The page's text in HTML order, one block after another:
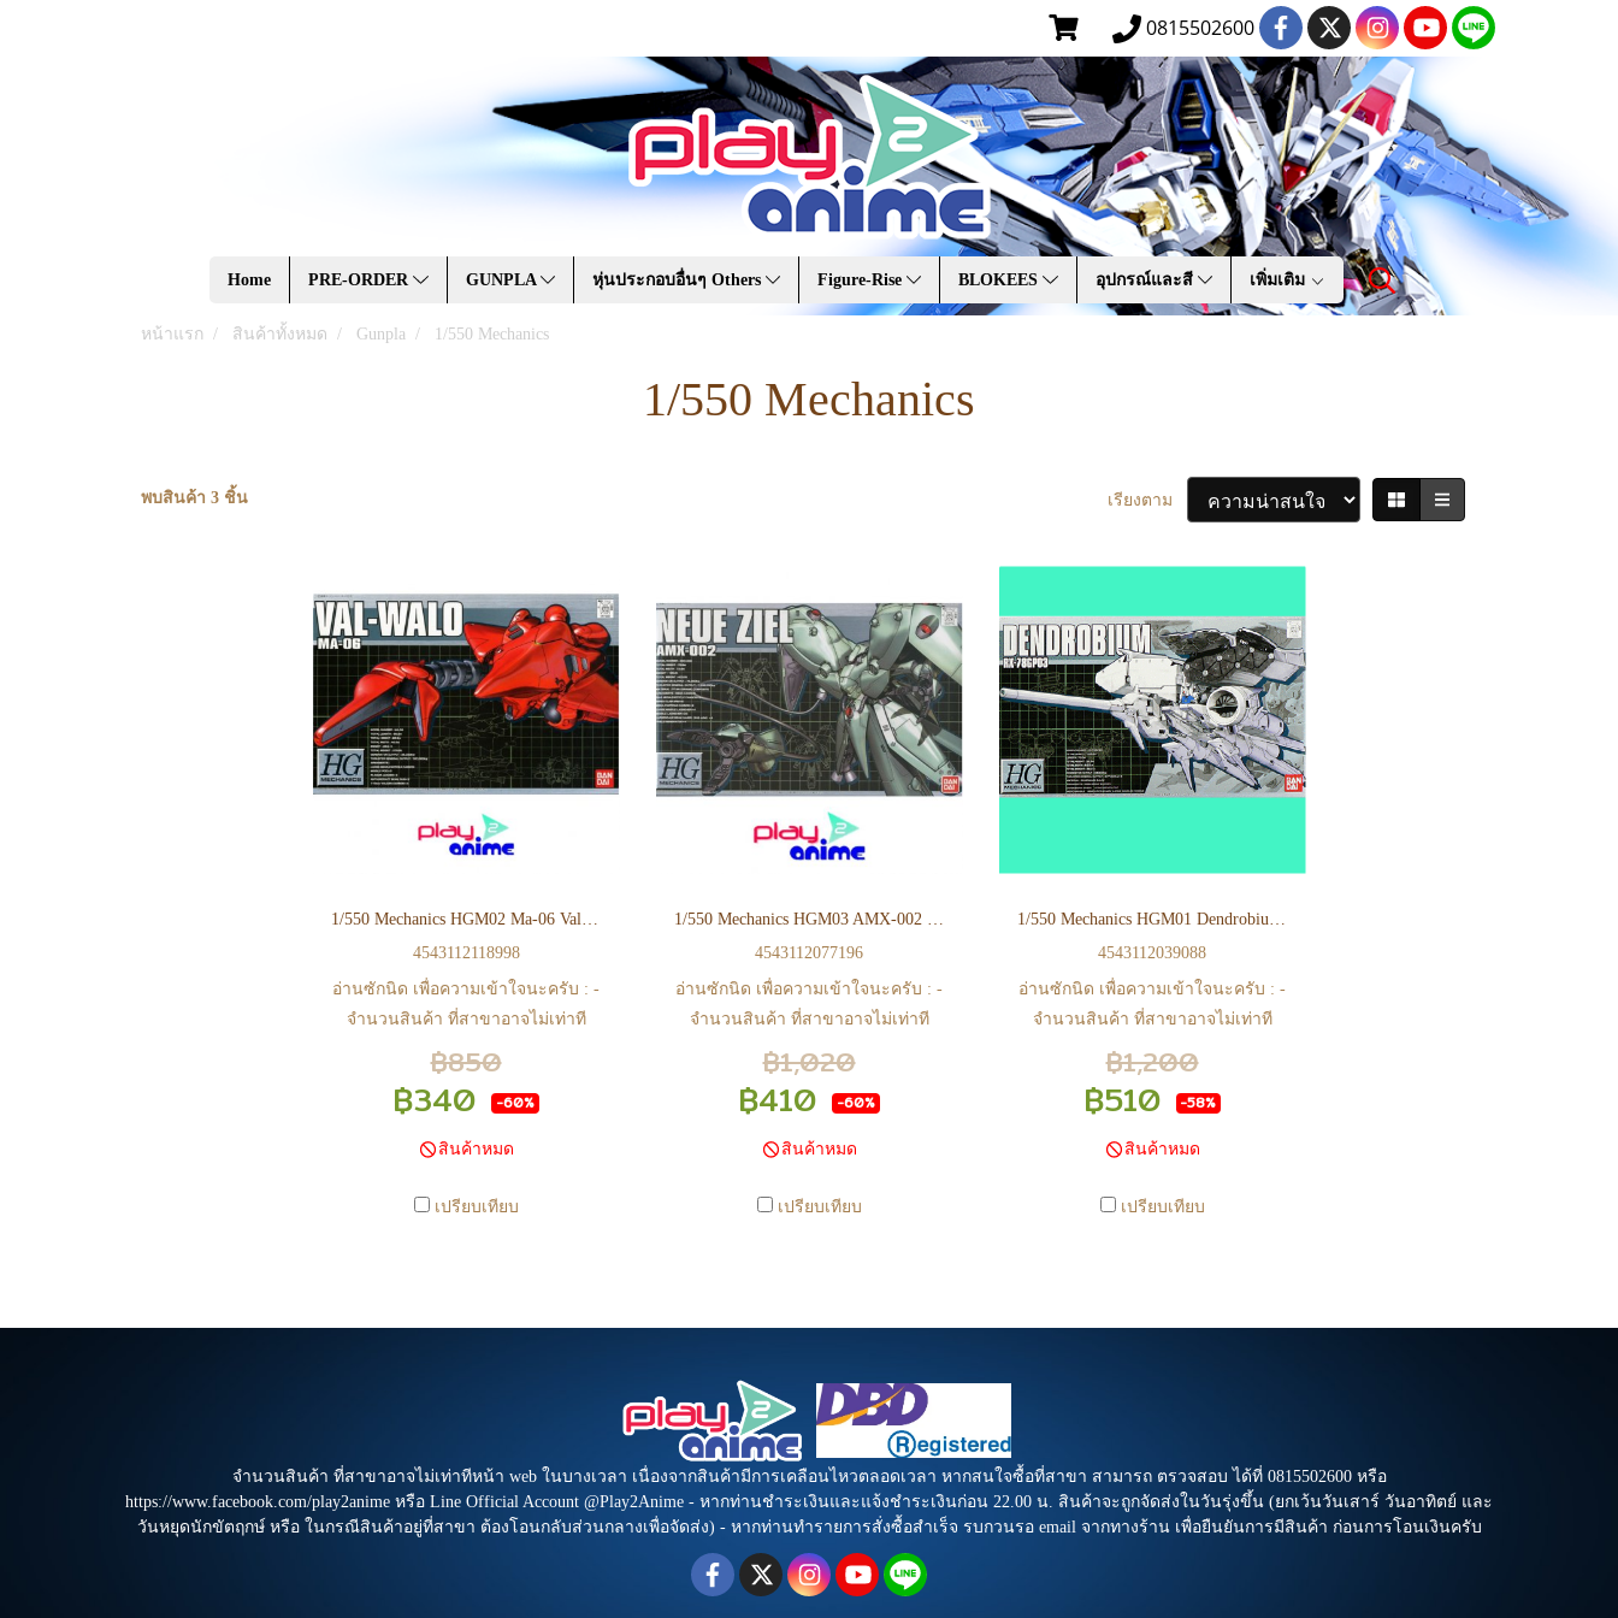
0815502600
Home PRE-ORDER GUNPLA หุ่นประกอบอื่นๆ Others Figure-Rise BLOKEES อุปกรณ์และสี เพิ่มเติม
หน้าแรก สินค้าทั้งหมด Gunpla 1/550 Mechanics
1/550 Mechanics
พบสินค้า 3 ชิ้น เรียงตาม
1/550 Mechanics HGM02 Ma-06 Val-Walo
4543112118998
อ่านซักนิด เพื่อความเข้าใจนะครับ : -
จำนวนสินค้า ที่สาขาอาจไม่เท่าที
หน้า web ในบางเวลา เนื่องจากสินค้า
มีการเคลือนไหวตลอดเวลา หาก
สนใจซื้อที่สาขา สามารถ ตรวจสอบ
ได้ที่ 0815502600 หรือ
หรือ Line Official Account
ยืนยันการมีสินค้า ก่อนการโอนเงิน
ครับ
฿850
฿340 -60%
สินค้าหมด
เปรียบเทียบ
1/550 Mechanics HGM03 AMX-002 Neue Ziel
4543112077196
อ่านซักนิด เพื่อความเข้าใจนะครับ : -
จำนวนสินค้า ที่สาขาอาจไม่เท่าที
หน้า web ในบางเวลา เนื่องจากสินค้า
มีการเคลือนไหวตลอดเวลา หาก
สนใจซื้อที่สาขา สามารถ ตรวจสอบ
ได้ที่ 0815502600 หรือ
หรือ Line Official Account
ต้องโอนกลับส่วนกลางเพื่อจัดส่ง) -
หากท่านทำรายการสั่งซื้อสำเร็จ
รบกวนรอ email จากทางร้าน เพื่อ
ยืนยันการมีสินค้า ก่อนการโอนเงิน
ครับ
฿1,020
฿410 -60%
สินค้าหมด
เปรียบเทียบ
1/550 Mechanics HGM01 Dendrobium RX-78 GP03 HG
4543112039088
อ่านซักนิด เพื่อความเข้าใจนะครับ : -
จำนวนสินค้า ที่สาขาอาจไม่เท่าที
หน้า web ในบางเวลา เนื่องจากสินค้า
มีการเคลือนไหวตลอดเวลา หาก
สนใจซื้อที่สาขา สามารถ ตรวจสอบ
ได้ที่ 0815502600 หรือ
หรือ Line Official Account
ยืนยันการมีสินค้า ก่อนการโอนเงิน
ครับ
฿1,200
฿510 -58%
สินค้าหมด
เปรียบเทียบ
จำนวนสินค้า ที่สาขาอาจไม่เท่าทีหน้า web ในบางเวลา เนื่องจากสินค้ามีการเคลือนไหวตลอดเวลา หากสนใจซื้อที่สาขา สามารถ ตรวจสอบ ได้ที่ 0815502600 หรือ
https://www.facebook.com/play2anime หรือ Line Official Account @Play2Anime - หากท่านชำระเงินและแจ้งชำระเงินก่อน 22.00 น. สินค้าจะถูกจัดส่งในวันรุ่งขึ้น (ยกเว้นวันเสาร์ วันอาทิตย์ และ
วันหยุดนักขัตฤกษ์ หรือ ในกรณีสินค้าอยู่ที่สาขา ต้องโอนกลับส่วนกลางเพื่อจัดส่ง) - หากท่านทำรายการสั่งซื้อสำเร็จ รบกวนรอ email จากทางร้าน เพื่อยืนยันการมีสินค้า ก่อนการโอนเงินครับ